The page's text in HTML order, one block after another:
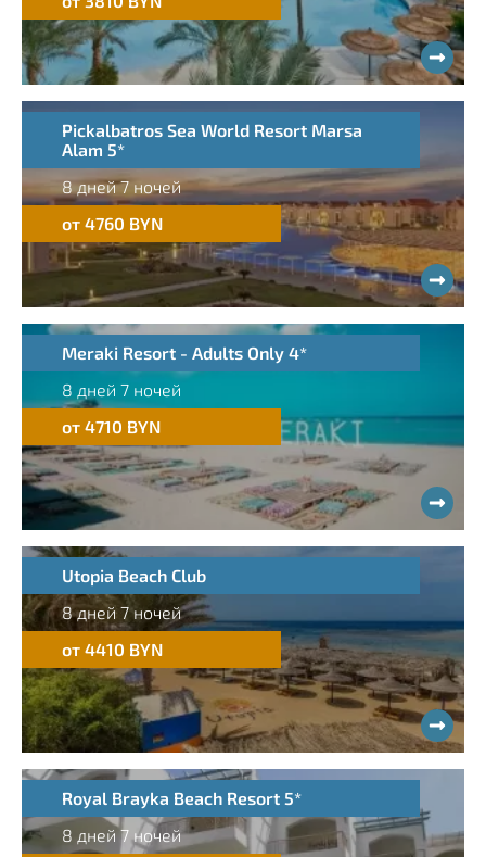
Pickalbatros Sea World Resort Marsa
Alam 5*
8 дней 7 ночей
от 4760 BYN
Meraki Resort - Adults Only 4*
8 дней 7 ночей
от 4710 BYN
Utopia Beach Club
8 дней 7 ночей
от 4410 BYN
Royal Brayka Beach Resort 5*
8 дней 7 ночей